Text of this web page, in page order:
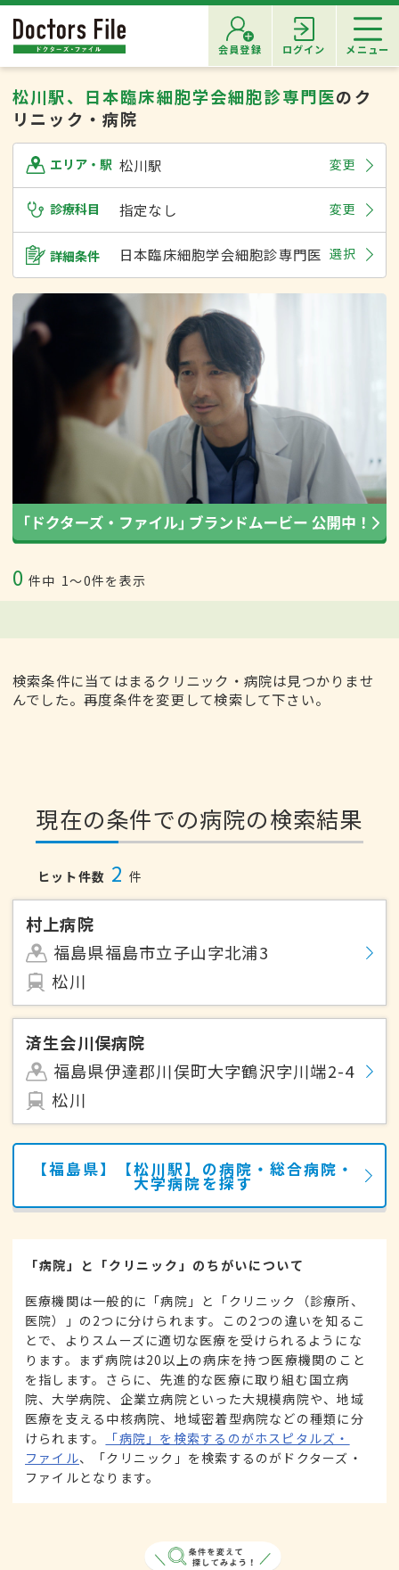
会員登録 ログイン メニュー
松川駅、日本臨床細胞学会細胞診専門医のク
リニック・病院
エリア・駅 松川駅 変更
診療科目 指定なし 変更
詳細条件 日本臨床細胞学会細胞診専門医 選択
0 件中 1〜0件を表示
検索条件に当てはまるクリニック・病院は見つかりませ
んでした。再度条件を変更して検索して下さい。
現在の条件での病院の検索結果
ヒット件数 2 件
村上病院
福島県福島市立子山字北浦3
松川
済生会川俣病院
福島県伊達郡川俣町大字鶴沢字川端2-4
松川
【福島県】【松川駅】の病院・総合病院・
大学病院を探す
「病院」と「クリニック」のちがいについて
医療機関は一般的に「病院」と「クリニック（診療所、
医院）」の2つに分けられます。この2つの違いを知るこ
とで、よりスムーズに適切な医療を受けられるようにな
ります。まず病院は20以上の病床を持つ医療機関のこと
を指します。さらに、先進的な医療に取り組む国立病
院、大学病院、企業立病院といった大規模病院や、地域
医療を支える中核病院、地域密着型病院などの種類に分
けられます。
「病院」を検索するのがホスピタルズ・
ファイル、「クリニック」を検索するのがドクターズ・
ファイルとなります。